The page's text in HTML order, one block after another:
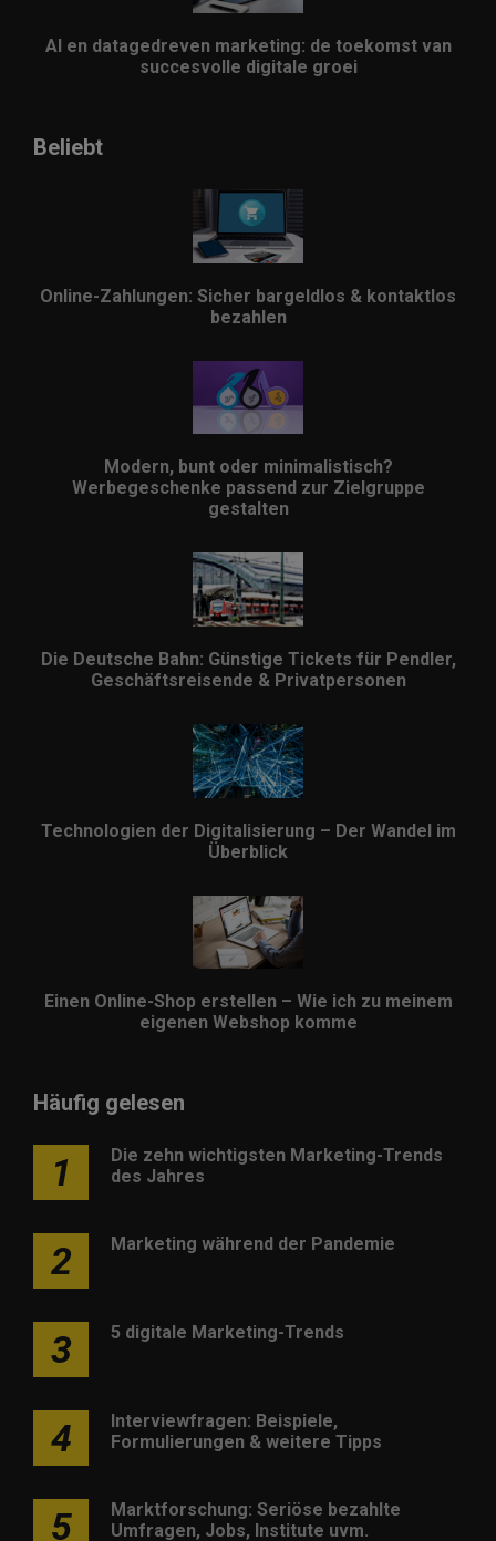
AI en datagedreven marketing: de toekomst van
succesvolle digitale groei
Beliebt
Online-Zahlungen: Sicher bargeldlos & kontaktlos
bezahlen
Modern, bunt oder minimalistisch?
Werbegeschenke passend zur Zielgruppe
gestalten
Die Deutsche Bahn: Günstige Tickets für Pendler,
Geschäftsreisende & Privatpersonen
Technologien der Digitalisierung – Der Wandel im
Überblick
Einen Online-Shop erstellen – Wie ich zu meinem
eigenen Webshop komme
Häufig gelesen
1
Die zehn wichtigsten Marketing-Trends
des Jahres
2 Marketing während der Pandemie
3 5 digitale Marketing-Trends
4
Interviewfragen: Beispiele,
Formulierungen & weitere Tipps
5
Marktforschung: Seriöse bezahlte
Umfragen, Jobs, Institute uvm.